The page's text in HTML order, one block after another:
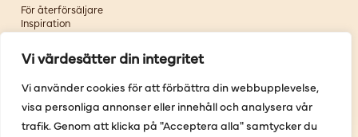
Vi värdesätter din integritet
Vi använder cookies för att förbättra din webbupplevelse,
visa personliga annonser eller innehåll och analysera vår
trafik. Genom att klicka på "Acceptera alla" samtycker du
För återförsäljare
Inspiration
Om oss
Följ oss
Facebook
Instagram